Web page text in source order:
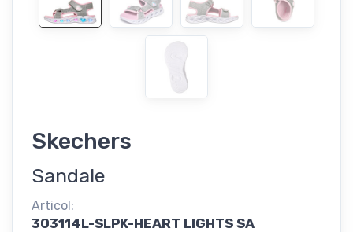
Skechers
Sandale
Articol:
303114L-SLPK-HEART LIGHTS SA